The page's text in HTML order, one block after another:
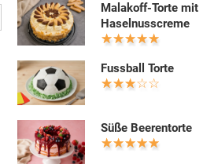
Malakoff-Torte mit
Haselnusscreme
Fussball Torte
Süße Beerentorte